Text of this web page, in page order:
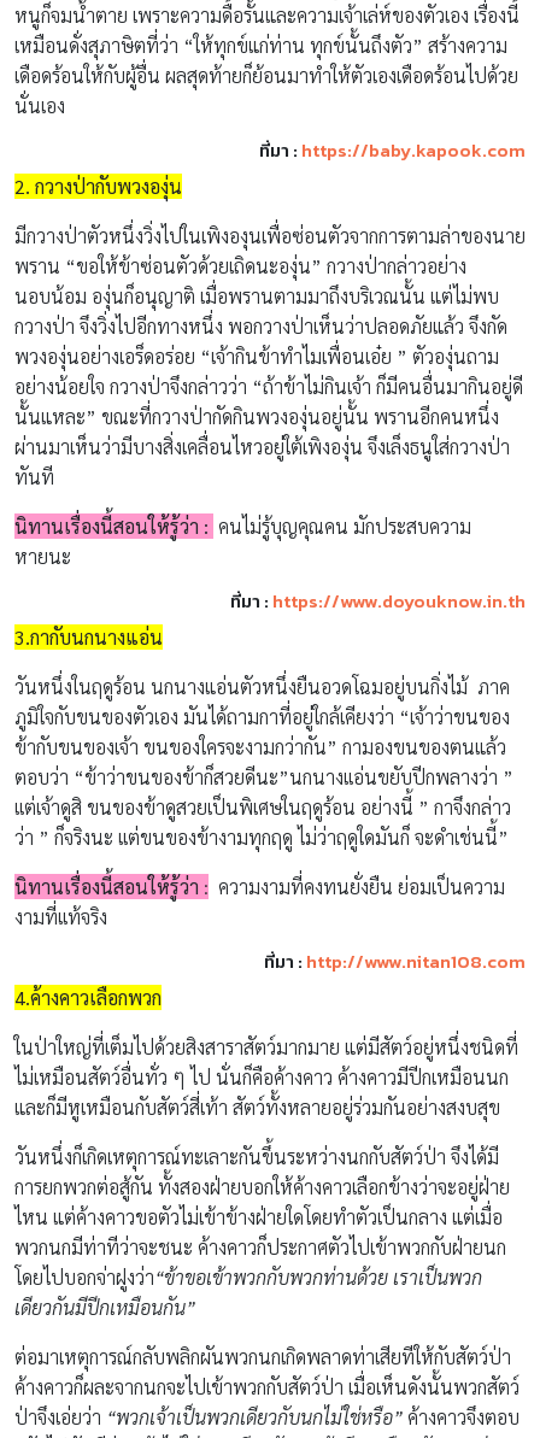
หนูก็จมน้ำตาย เพราะความดื้อรั้นและความเจ้าเล่ห์ของตัวเอง เรื่องนี้
เหมือนดั่งสุภาษิตที่ว่า “ให้ทุกข์แก่ท่าน ทุกข์นั้นถึงตัว” สร้างความ
เดือดร้อนให้กับผู้อื่น ผลสุดท้ายก็ย้อนมาทำให้ตัวเองเดือดร้อนไปด้วย
นั่นเอง
ที่มา : https://baby.kapook.com
2. กวางป่ากับพวงองุ่น
มีกวางป่าตัวหนึ่งวิ่งไปในเพิงองุนเพื่อซ่อนตัวจากการตามล่าของนาย
พราน “ขอให้ข้าซ่อนตัวด้วยเถิดนะองุ่น” กวางป่ากล่าวอย่าง
นอบน้อม องุ่นก็อนุญาติ เมื่อพรานตามมาถึงบริเวณนั้น แต่ไม่พบ
กวางป่า จึงวิ่งไปอีกทางหนึ่ง พอกวางป่าเห็นว่าปลอดภัยแล้ว จึงกัด
พวงองุ่นอย่างเอร็ดอร่อย “เจ้ากินข้าทำไมเพื่อนเอ๋ย ” ตัวองุ่นถาม
อย่างน้อยใจ กวางป่าจึงกล่าวว่า “ถ้าข้าไม่กินเจ้า ก็มีคนอื่นมากินอยู่ดี
นั้นแหละ” ขณะที่กวางป่ากัดกินพวงองุ่นอยู่นั้น พรานอีกคนหนึ่ง
ผ่านมาเห็นว่ามีบางสิ่งเคลื่อนไหวอยู่ใต้เพิงองุ่น จึงเล็งธนูใส่กวางป่า
ทันที
นิทานเรื่องนี้สอนให้รู้ว่า : คนไม่รู้บุญคุณคน มักประสบความ
หายนะ
ที่มา : https://www.doyouknow.in.th
3.กากับนกนางแอ่น
วันหนึ่งในฤดูร้อน นกนางแอ่นตัวหนึ่งยืนอวดโฉมอยู่บนกิ่งไม้ ภาค
ภูมิใจกับขนของตัวเอง มันได้ถามกาที่อยู่ใกล้เคียงว่า “เจ้าว่าขนของ
ข้ากับขนของเจ้า ขนของใครจะงามกว่ากัน” กามองขนของตนแล้ว
ตอบว่า “ข้าว่าขนของข้าก็สวยดีนะ”นกนางเเอ่นขยับปีกพลางว่า ”
เเต่เจ้าดูสิ ขนของข้าดูสวยเป็นพิเศษในฤดูร้อน อย่างนี้ ” กาจึงกล่าว
ว่า ” ก็จริงนะ เเต่ขนของข้างามทุกฤดู ไม่ว่าฤดูใดมันก็ จะดำเช่นนี้”
นิทานเรื่องนี้สอนให้รู้ว่า : ความงามที่คงทนยั่งยืน ย่อมเป็นความ
งามที่เเท้จริง
ที่มา : http://www.nitan108.com
4.ค้างคาวเลือกพวก
ในป่าใหญ่ที่เต็มไปด้วยสิงสาราสัตว์มากมาย แต่มีสัตว์อยู่หนึ่งชนิดที่
ไม่เหมือนสัตว์อื่นทั่ว ๆ ไป นั่นก็คือค้างคาว ค้างคาวมีปีกเหมือนนก
และก็มีหูเหมือนกับสัตว์สี่เท้า สัตว์ทั้งหลายอยู่ร่วมกันอย่างสงบสุข
วันหนึ่งก็เกิดเหตุการณ์ทะเลาะกันขึ้นระหว่างนกกับสัตว์ป่า จึงได้มี
การยกพวกต่อสู้กัน ทั้งสองฝ่ายบอกให้ค้างคาวเลือกข้างว่าจะอยู่ฝ่าย
ไหน แต่ค้างคาวขอตัวไม่เข้าข้างฝ่ายใดโดยทำตัวเป็นกลาง แต่เมื่อ
พวกนกมีท่าทีว่าจะชนะ ค้างคาวก็ประกาศตัวไปเข้าพวกกับฝ่ายนก
โดยไปบอกจ่าฝูงว่า“ข้าขอเข้าพวกกับพวกท่านด้วย เราเป็นพวก
เดียวกันมีปีกเหมือนกัน”
ต่อมาเหตุการณ์กลับพลิกผันพวกนกเกิดพลาดท่าเสียทีให้กับสัตว์ป่า
ค้างคาวก็ผละจากนกจะไปเข้าพวกกับสัตว์ป่า เมื่อเห็นดังนั้นพวกสัตว์
ป่าจึงเอ่ยว่า “พวกเจ้าเป็นพวกเดียวกับนกไม่ใช่หรือ” ค้างคาวจึงตอบ